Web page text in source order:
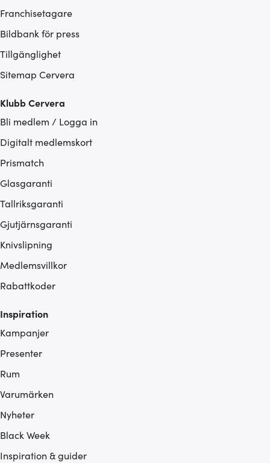
Franchisetagare
Bildbank för press
Tillgänglighet
Sitemap Cervera
Klubb Cervera
Bli medlem / Logga in
Digitalt medlemskort
Prismatch
Glasgaranti
Tallriksgaranti
Gjutjärnsgaranti
Knivslipning
Medlemsvillkor
Rabattkoder
Inspiration
Kampanjer
Presenter
Rum
Varumärken
Nyheter
Black Week
Inspiration & guider